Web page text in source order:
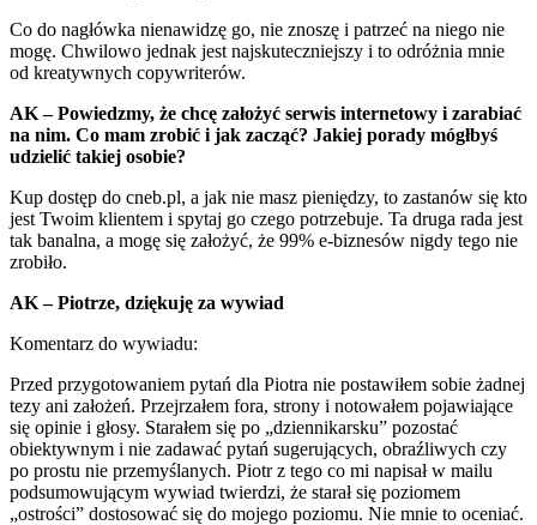
Co do nagłówka nienawidzę go, nie znoszę i patrzeć na niego nie
mogę. Chwilowo jednak jest najskuteczniejszy i to odróżnia mnie
od kreatywnych copywriterów.
AK – Powiedzmy, że chcę założyć serwis internetowy i zarabiać
na nim. Co mam zrobić i jak zacząć? Jakiej porady mógłbyś
udzielić takiej osobie?
Kup dostęp do cneb.pl, a jak nie masz pieniędzy, to zastanów się kto
jest Twoim klientem i spytaj go czego potrzebuje. Ta druga rada jest
tak banalna, a mogę się założyć, że 99% e-biznesów nigdy tego nie
zrobiło.
AK – Piotrze, dziękuję za wywiad
Komentarz do wywiadu:
Przed przygotowaniem pytań dla Piotra nie postawiłem sobie żadnej
tezy ani założeń. Przejrzałem fora, strony i notowałem pojawiające
się opinie i głosy. Starałem się po „dziennikarsku” pozostać
obiektywnym i nie zadawać pytań sugerujących, obraźliwych czy
po prostu nie przemyślanych. Piotr z tego co mi napisał w mailu
podsumowującym wywiad twierdzi, że starał się poziomem
„ostrości” dostosować się do mojego poziomu. Nie mnie to oceniać.